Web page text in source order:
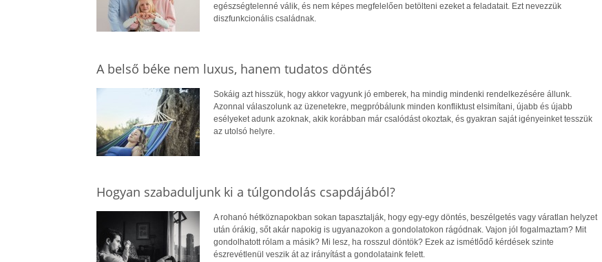
egészségtelenné válik, és nem képes megfelelően betölteni ezeket a feladatait. Ezt nevezzük
diszfunkcionális családnak.
A belső béke nem luxus, hanem tudatos döntés
Sokáig azt hisszük, hogy akkor vagyunk jó emberek, ha mindig mindenki rendelkezésére állunk.
Azonnal válaszolunk az üzenetekre, megpróbálunk minden konfliktust elsimítani, újabb és újabb
esélyeket adunk azoknak, akik korábban már csalódást okoztak, és gyakran saját igényeinket tesszük
az utolsó helyre.
Hogyan szabaduljunk ki a túlgondolás csapdájából?
A rohanó hétköznapokban sokan tapasztalják, hogy egy-egy döntés, beszélgetés vagy váratlan helyzet
után órákig, sőt akár napokig is ugyanazokon a gondolatokon rágódnak. Vajon jól fogalmaztam? Mit
gondolhatott rólam a másik? Mi lesz, ha rosszul döntök? Ezek az ismétlődő kérdések szinte
észrevétlenül veszik át az irányítást a gondolataink felett.